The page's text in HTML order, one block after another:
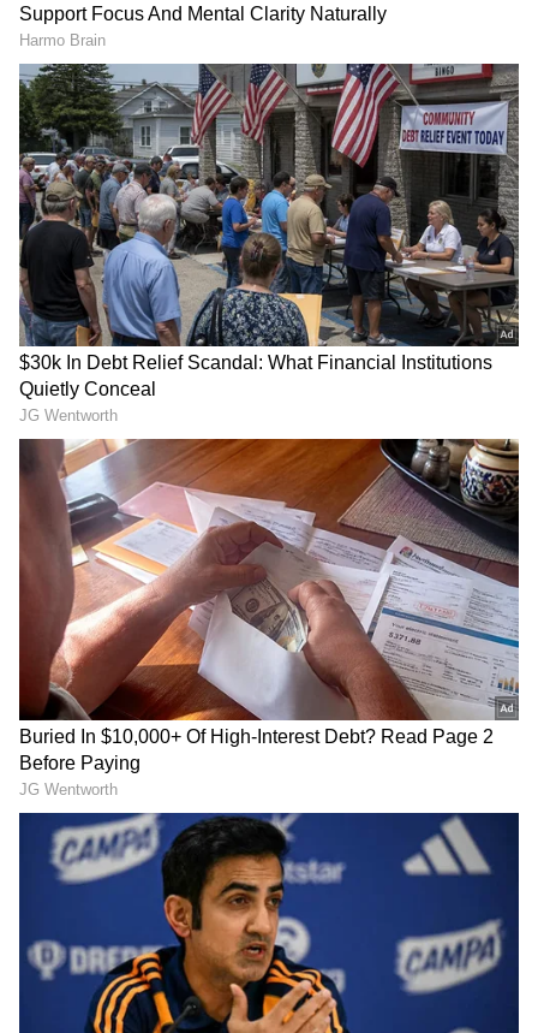
Image Credit :SOCIAL MEDIA
ಮೇಷ ರಾಶಿ
ಇಂದು ಸೃಜನಶೀಲತೆಯ ಗೆಳೆಯರನ್ನು ಭೇಟಿಯಾಗುವ
ಸಮಯ ಬರುತ್ತದೆ. ಕಲ್ಲಿದ್ದಲು ಮತ್ತು ಸುಣ್ಣದ ವ್ಯಾಪಾರಿಗಳಿಗೆ
ಲಾಭ ಸಿಗಲಿದೆ. ಇಂದು ಇತರರಿಗಿಂತ ಹೆಚ್ಚು ಅಲರ್ಟ್
ಅಗಿರಬೇಕು. ಇಲ್ಲವಾದ್ರೆ ನಿಮ್ಮ ಸ್ಪರ್ಧಿಗಳು ನಿಮ್ಮನ್ನು ಹಿಂದೆ
ಹಾಕಬಹುದು.
ಅದೃಷ್ಟ ಬಣ್ಣ: ಕೆಂಪು
ಅದೃಷ್ಟ ಸಂಖ್ಯೆ: 9
Related Articles
44 ವರ್ಷಗಳ ಬಳಿಕ 3 ರಾಶಿಚಕ್ರದ ಮೇಲೆ ಶನಿ ದೇವನ
ದಯೆ; ತೆರೆಯಲಿದೆ ಅದೃಷ್ಟದ ಬಾಗಿಲು
Adhik Maas 2026: ಅಧಿಕ ಮಾಸದಲ್ಲಿ ಈ 5 ವಸ್ತು
ದಾನ ಮಾಡಿದ್ರೆ… ಅದೃಷ್ಟದ ಬಾಗಿಲು ಓಪನ್
3
13